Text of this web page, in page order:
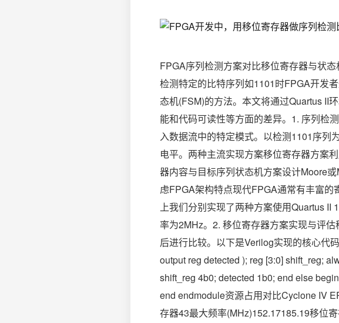
FPGA序列检测方案对比移位寄存器与状
检测特定的比特序列如1101时FPGA开发
态机(FSM)的方法。本文将通过Quartus II
能和代码可读性等方面的差异。1. 序列检
入数据流中的特定模式。以检测1101序列
电平。两种主流实现方案移位寄存器方案
器内容与目标序列状态机方案设计Moore
虑FPGA架构特点现代FPGA通常有丰富
上我们分别实现了两种方案使用Quartus II
率为2MHz。2. 移位寄存器方案实现与评
后进行比较。以下是Verilog实现的核心代
output reg detected ); reg [3:0] shift_reg;
shift_reg 4b0; detected 1b0; end else
end endmodule资源占用对比Cyclone IV
存器43最大频率(MHz)152.17185.19移位